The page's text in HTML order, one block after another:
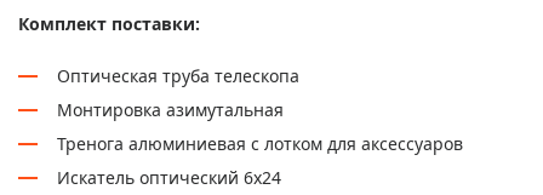
Комплект поставки:
Оптическая труба телескопа
Монтировка азимутальная
Тренога алюминиевая с лотком для аксессуаров
Искатель оптический 6x24